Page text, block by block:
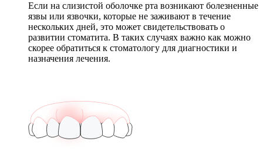
Если на слизистой оболочке рта возникают болезненные
язвы или язвочки, которые не заживают в течение
нескольких дней, это может свидетельствовать о
развитии стоматита. В таких случаях важно как можно
скорее обратиться к стоматологу для диагностики и
назначения лечения.